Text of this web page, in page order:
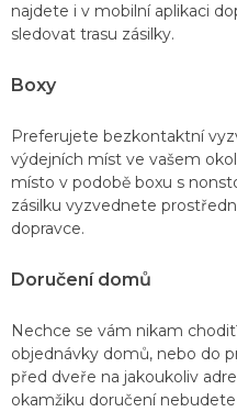
najdete i v mobilní aplikaci
sledovat trasu zásilky.
Boxy
Preferujete bezkontaktní
výdejních míst ve vašem
místo v podobě boxu s
zásilku vyzvednete
dopravce.
Doručení domů
Nechce se vám nikam
objednávky domů, nebo do
před dveře na jakoukoliv
okamžiku doručení